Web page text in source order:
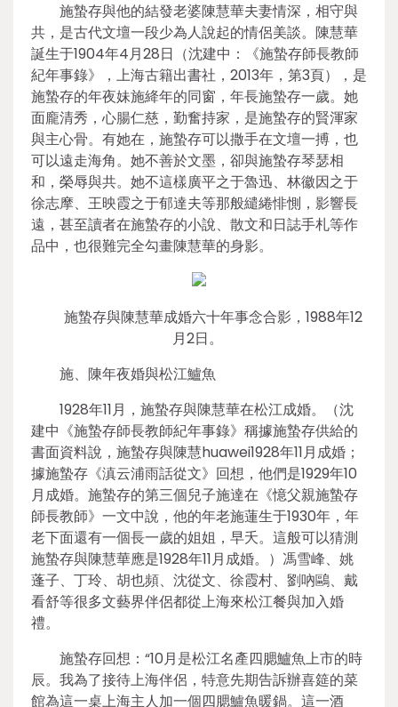
施蟄存與他的結發老婆陳慧華夫妻情深，相守與
共，是古代文壇一段少為人說起的情侶美談。陳慧華
誕生于1904年4月28日（沈建中：《施蟄存師長教師
紀年事錄》，上海古籍出書社，2013年，第3頁），是
施蟄存的年夜妹施絳年的同窗，年長施蟄存一歲。她
面龐清秀，心腸仁慈，勤奮持家，是施蟄存的賢渾家
與主心骨。有她在，施蟄存可以撒手在文壇一搏，也
可以遠走海角。她不善於文墨，卻與施蟄存琴瑟相
和，榮辱與共。她不這樣廣平之于魯迅、林徽因之于
徐志摩、王映霞之于郁達夫等那般繾綣悱惻，影響長
遠，甚至讀者在施蟄存的小說、散文和日誌手札等作
品中，也很難完全勾畫陳慧華的身影。
施蟄存與陳慧華成婚六十年事念合影，1988年12
月2日。
施、陳年夜婚與松江鱸魚
1928年11月，施蟄存與陳慧華在松江成婚。（沈
建中《施蟄存師長教師紀年事錄》稱據施蟄存供給的
書面資料說，施蟄存與陳慧huawei1928年11月成婚；
據施蟄存《滇云浦雨話從文》回想，他們是1929年10
月成婚。施蟄存的第三個兒子施達在《憶父親施蟄存
師長教師》一文中說，他的年老施蓮生于1930年，年
老下面還有一個長一歲的姐姐，早夭。這般可以猜測
施蟄存與陳慧華應是1928年11月成婚。）馮雪峰、姚
蓬子、丁玲、胡也頻、沈從文、徐霞村、劉吶鷗、戴
看舒等很多文藝界伴侶都從上海來松江餐與加入婚
禮。
施蟄存回想：“10月是松江名產四腮鱸魚上市的時
辰。我為了接待上海伴侶，特意先期告訴辦喜筵的菜
館為這一桌上海主人加一個四腮鱸魚暖鍋。這一酒